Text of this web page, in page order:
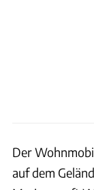
Der
auf dem